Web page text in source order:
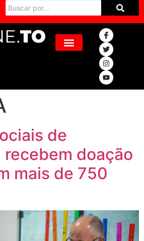
de
recebem doação
mais de 750